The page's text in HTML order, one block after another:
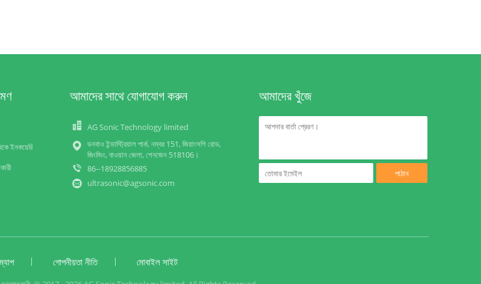
ইনকয়েরি
আমাদের সাথে যোগাযোগ করুন
AG Sonic Technology limited
ডনবাও ইন্ডাস্ট্রিয়াল পার্ক, নম্বর 151, জিয়াংসশি রোড,
জিংমিংং, বাওয়ান জেলা, শেনজেন 518106।
86--18928856885
ultrasonic@agsonic.com
আমাদের খুঁজে
পাঠান
গোপনীয়তা নীতি মোবাইল সাইট